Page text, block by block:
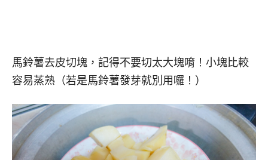
馬鈴薯去皮切塊，記得不要切太大塊唷！小塊比較
容易蒸熟（若是馬鈴薯發芽就別用囉！）